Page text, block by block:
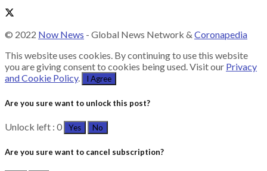
© 2022 Now News - Global News Network & Coronapedia
This website uses cookies. By continuing to use this website
you are giving consent to cookies being used. Visit our Privacy
and Cookie Policy. I Agree
Are you sure want to unlock this post?
Unlock left : 0 Yes No
Are you sure want to cancel subscription?